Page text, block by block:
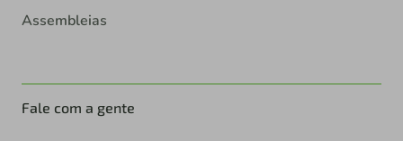
Assembleias
Fale com a gente